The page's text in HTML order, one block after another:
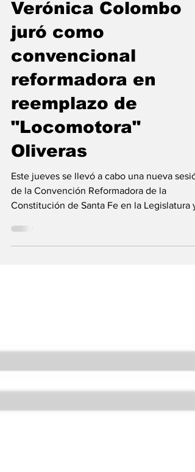
Verónica Colombo
juró como
convencional
reformadora en
reemplazo de
"Locomotora"
Este jueves se llevó a cabo una nueva
de la Convención Reformadora de la